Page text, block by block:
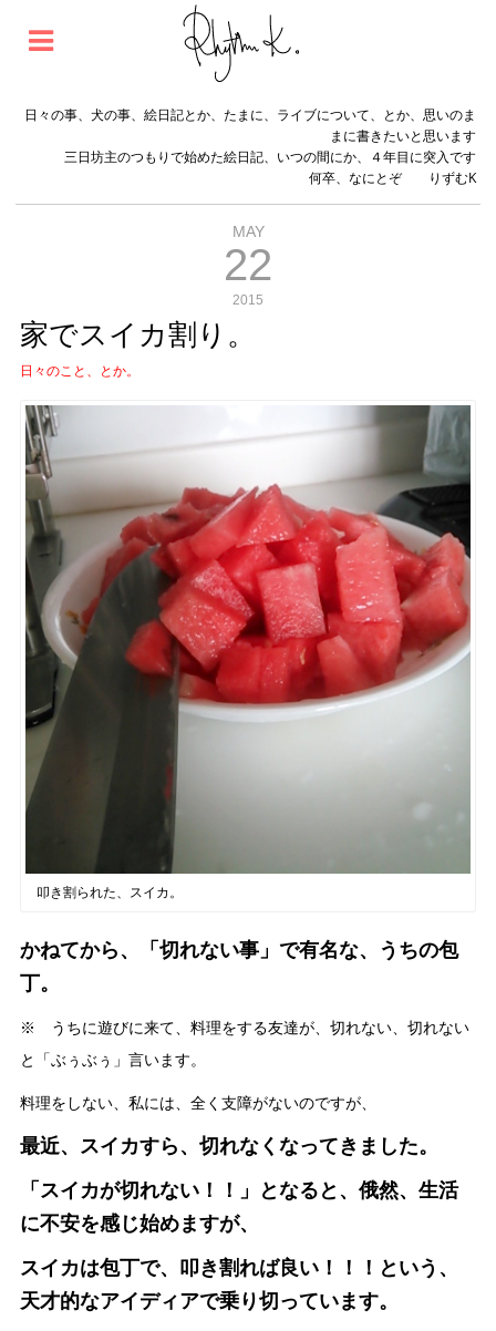
日々の事、犬の事、絵日記とか、たまに、ライブについて、とか、思いのま
まに書きたいと思います
三日坊主のつもりで始めた絵日記、いつの間にか、４年目に突入です
何卒、なにとぞ りずむK
MAY
22
2015
家でスイカ割り。
日々のこと、とか。
叩き割られた、スイカ。
かねてから、「切れない事」で有名な、うちの包
丁。
※ うちに遊びに来て、料理をする友達が、切れない、切れない
と「ぶぅぶぅ」言います。
料理をしない、私には、全く支障がないのですが、
最近、スイカすら、切れなくなってきました。
「スイカが切れない！！」となると、俄然、生活
に不安を感じ始めますが、
スイカは包丁で、叩き割れば良い！！！という、
天才的なアイディアで乗り切っています。